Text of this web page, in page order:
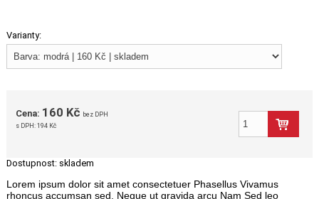
Varianty:
Cena: 160 Kč bez DPH
s DPH:194 Kč
Dostupnost: skladem
Lorem ipsum dolor sit amet consectetuer Phasellus Vivamus
rhoncus accumsan sed. Neque ut gravida arcu Nam Sed leo